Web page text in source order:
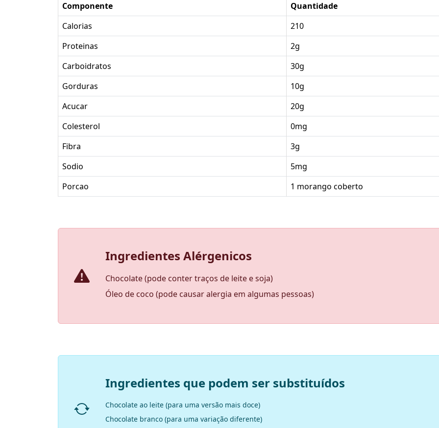
Componente
Quantidade
Calorias
210
Proteinas
2g
Carboidratos
30g
Gorduras
10g
Acucar
20g
Colesterol
0mg
Fibra
3g
Sodio
5mg
Porcao
1 morango coberto
Ingredientes Alérgenicos
Chocolate (pode conter traços de leite e soja)
Óleo de coco (pode causar alergia em algumas pessoas)
Ingredientes que podem ser substituídos
Chocolate ao leite (para uma versão mais doce)
Chocolate branco (para uma variação diferente)